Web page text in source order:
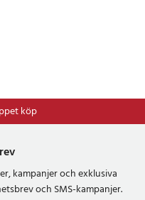
köp
*
kampanjer och exklusiva
och SMS-kampanjer.